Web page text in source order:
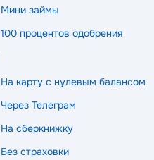
Мини займы
100 процентов одобрения
На карту с нулевым балансом
Через Телеграм
На сберкнижку
Без страховки